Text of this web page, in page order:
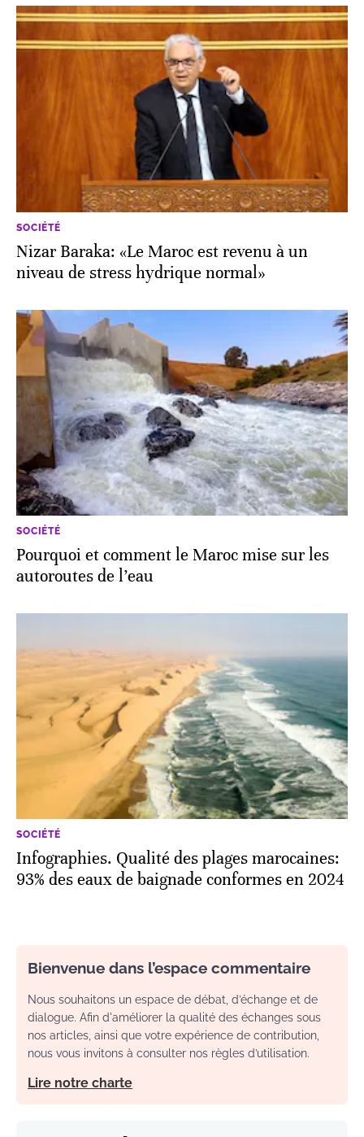
SOCIÉTÉ
Nizar Baraka: «Le Maroc est revenu à un
niveau de stress hydrique normal»
SOCIÉTÉ
Pourquoi et comment le Maroc mise sur les
autoroutes de l’eau
SOCIÉTÉ
Infographies. Qualité des plages marocaines:
93% des eaux de baignade conformes en 2024
Bienvenue dans l’espace commentaire
Nous souhaitons un espace de débat, d’échange et de
dialogue. Afin d'améliorer la qualité des échanges sous
nos articles, ainsi que votre expérience de contribution,
nous vous invitons à consulter nos règles d’utilisation.
Lire notre charte